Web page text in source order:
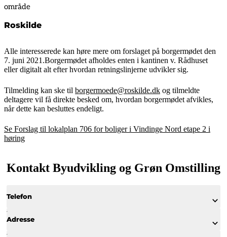
område
Roskilde
Alle interesserede kan høre mere om forslaget på borgermødet den
7. juni 2021.Borgermødet afholdes enten i kantinen v. Rådhuset
eller digitalt alt efter hvordan retningslinjerne udvikler sig.
Tilmelding kan ske til borgermoede@roskilde.dk og tilmeldte
deltagere vil få direkte besked om, hvordan borgermødet afvikles,
når dette kan besluttes endeligt.
Se Forslag til lokalplan 706 for boliger i Vindinge Nord etape 2 i
høring
Kontakt Byudvikling og Grøn Omstilling
Telefon
Adresse